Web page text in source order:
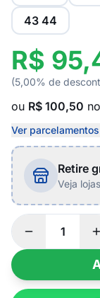
43 44
R$
(5,00% de
ou R$ 100,50
Ver parcelamentos
Retire
Veja